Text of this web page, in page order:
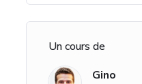
Un cours de
Gino